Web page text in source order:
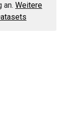
an. Weitere